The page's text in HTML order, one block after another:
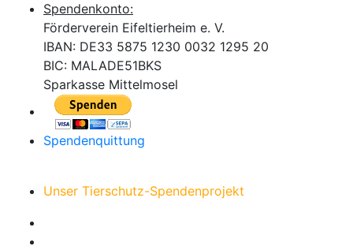
Spendenkonto:
Förderverein Eifeltierheim e. V.
IBAN: DE33 5875 1230 0032 1295 20
BIC: MALADE51BKS
Sparkasse Mittelmosel
Spendenquittung
Unser Tierschutz-Spendenprojekt